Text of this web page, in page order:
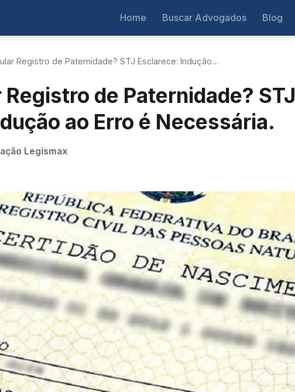
Home Buscar Advogados Blog
Registro de Paternidade? STJ Esclarece: Indução…
de Paternidade? STJ
ao Erro é Necessária.
Legismax